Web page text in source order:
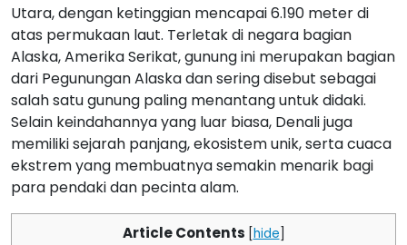
Utara, dengan ketinggian mencapai 6.190 meter di
atas permukaan laut. Terletak di negara bagian
Alaska, Amerika Serikat, gunung ini merupakan bagian
dari Pegunungan Alaska dan sering disebut sebagai
salah satu gunung paling menantang untuk didaki.
Selain keindahannya yang luar biasa, Denali juga
memiliki sejarah panjang, ekosistem unik, serta cuaca
ekstrem yang membuatnya semakin menarik bagi
para pendaki dan pecinta alam.
Article Contents [hide]